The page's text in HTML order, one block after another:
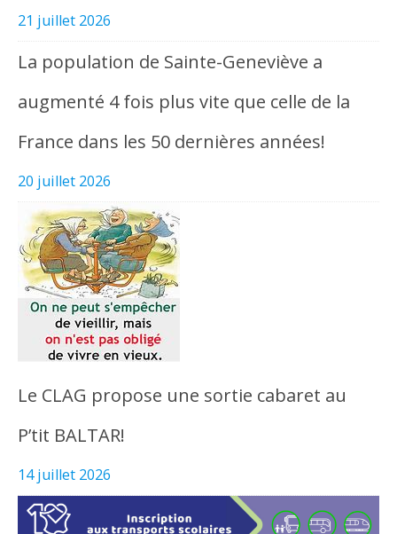
21 juillet 2026
La population de Sainte-Geneviève a
augmenté 4 fois plus vite que celle de la
France dans les 50 dernières années!
20 juillet 2026
Le CLAG propose une sortie cabaret au
P’tit BALTAR!
14 juillet 2026